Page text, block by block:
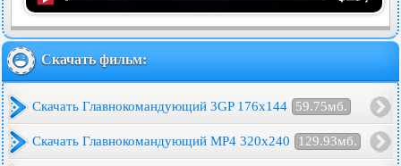
Скачать фильм:
Скачать Главнокомандующий 3GP 176x144 59.75мб.
Скачать Главнокомандующий MP4 320x240 129.93мб.